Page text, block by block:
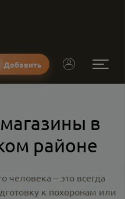
Добавить
в
районе
человека – это всегда
к похоронам или